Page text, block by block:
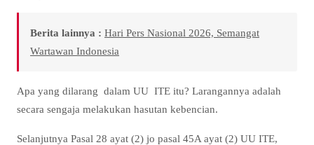
Berita lainnya : Hari Pers Nasional 2026, Semangat
Wartawan Indonesia
Apa yang dilarang dalam UU ITE itu? Larangannya adalah
secara sengaja melakukan hasutan kebencian.
Selanjutnya Pasal 28 ayat (2) jo pasal 45A ayat (2) UU ITE,